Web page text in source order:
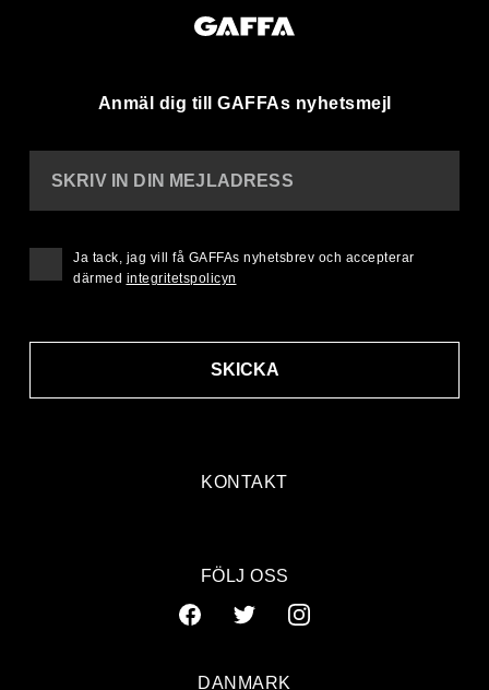
Anmäl dig till GAFFAs nyhetsmejl
KONTAKT
SKRIV IN DIN MEJLADRESS
SKICKA
Ja tack, jag vill få GAFFAs nyhetsbrev och accepterar
därmed integritetspolicyn
FÖLJ OSS
DANMARK